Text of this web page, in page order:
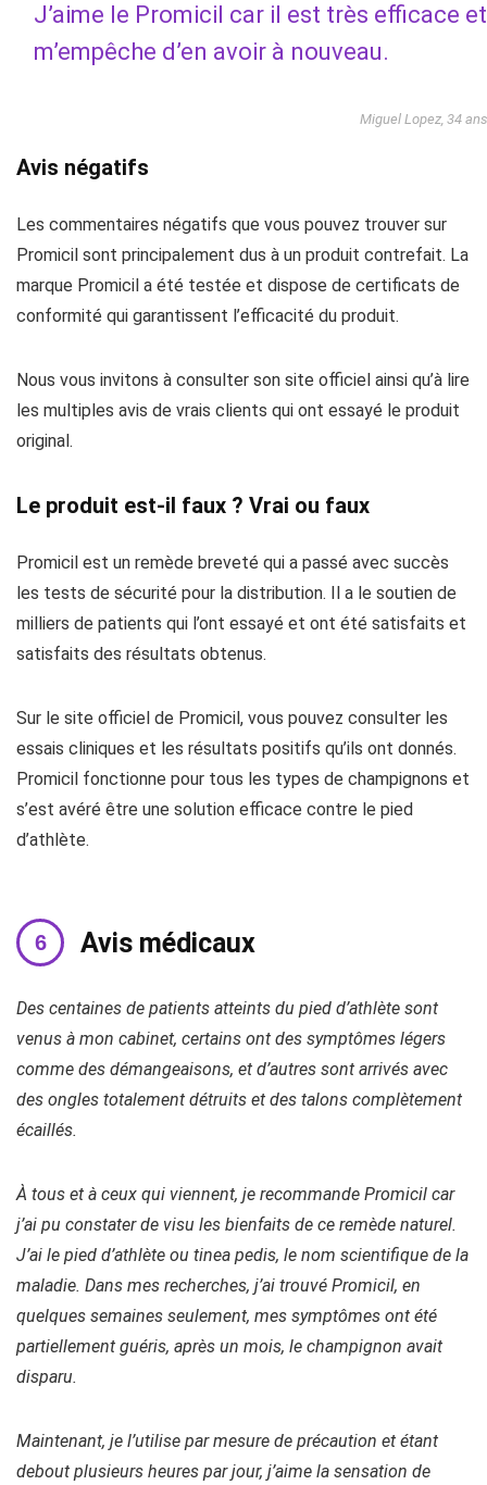
J’aime le Promicil car il est très efficace et
m’empêche d’en avoir à nouveau.
Miguel Lopez, 34 ans
Avis négatifs
Les commentaires négatifs que vous pouvez trouver sur
Promicil sont principalement dus à un produit contrefait. La
marque Promicil a été testée et dispose de certificats de
conformité qui garantissent l’efficacité du produit.
Nous vous invitons à consulter son site officiel ainsi qu’à lire
les multiples avis de vrais clients qui ont essayé le produit
original.
Le produit est-il faux ? Vrai ou faux
Promicil est un remède breveté qui a passé avec succès
les tests de sécurité pour la distribution. Il a le soutien de
milliers de patients qui l’ont essayé et ont été satisfaits et
satisfaits des résultats obtenus.
Sur le site officiel de Promicil, vous pouvez consulter les
essais cliniques et les résultats positifs qu’ils ont donnés.
Promicil fonctionne pour tous les types de champignons et
s’est avéré être une solution efficace contre le pied
d’athlète.
Avis médicaux
Des centaines de patients atteints du pied d’athlète sont
venus à mon cabinet, certains ont des symptômes légers
comme des démangeaisons, et d’autres sont arrivés avec
des ongles totalement détruits et des talons complètement
écaillés.
À tous et à ceux qui viennent, je recommande Promicil car
j’ai pu constater de visu les bienfaits de ce remède naturel.
J’ai le pied d’athlète ou tinea pedis, le nom scientifique de la
maladie. Dans mes recherches, j’ai trouvé Promicil, en
quelques semaines seulement, mes symptômes ont été
partiellement guéris, après un mois, le champignon avait
disparu.
Maintenant, je l’utilise par mesure de précaution et étant
debout plusieurs heures par jour, j’aime la sensation de